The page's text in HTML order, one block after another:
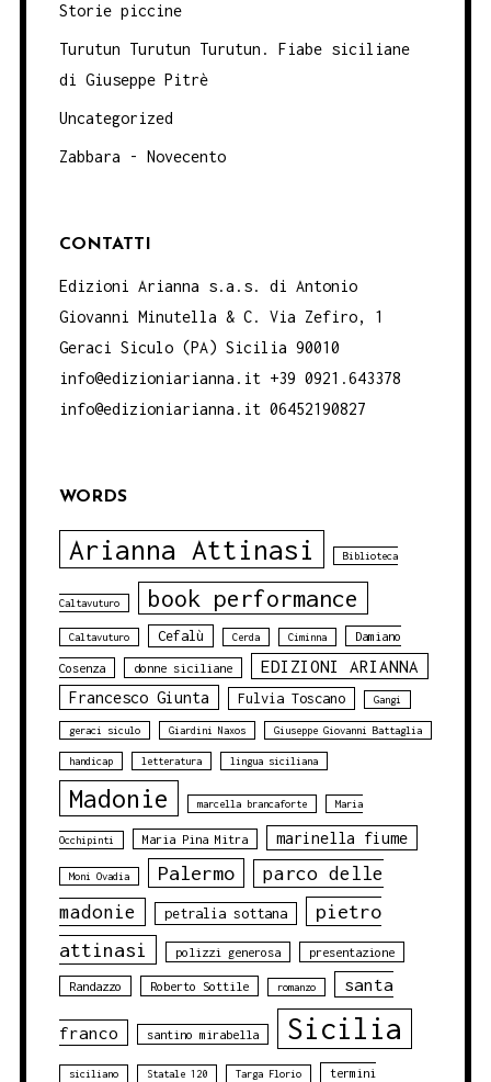
Storie piccine
Turutun Turutun Turutun. Fiabe siciliane
di Giuseppe Pitrè
Uncategorized
Zabbara - Novecento
CONTATTI
Edizioni Arianna s.a.s. di Antonio
Giovanni Minutella & C. Via Zefiro, 1
Geraci Siculo (PA) Sicilia 90010
info@edizioniarianna.it +39 0921.643378
info@edizioniarianna.it 06452190827
WORDS
Arianna Attinasi Biblioteca
Caltavuturo book performance
Caltavuturo Cefalù Cerda Ciminna Damiano
Cosenza donne siciliane EDIZIONI ARIANNA
Francesco Giunta Fulvia Toscano Gangi
geraci siculo Giardini Naxos Giuseppe Giovanni Battaglia
handicap letteratura lingua siciliana
Madonie marcella brancaforte Maria
Occhipinti Maria Pina Mitra marinella fiume
Moni Ovadia Palermo
parco delle
madonie
petralia sottana
pietro
attinasi
polizzi generosa presentazione
Randazzo Roberto Sottile romanzo santa
franco santino mirabella Sicilia
siciliano Statale 120 Targa Florio termini